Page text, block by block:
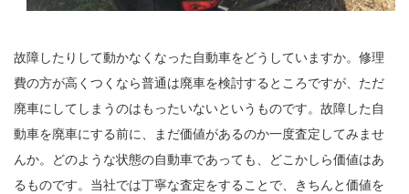
故障したりして動かなくなった自動車をどうしていますか。修理
費の方が高くつくなら普通は廃車を検討するところですが、ただ
廃車にしてしまうのはもったいないというものです。故障した自
動車を廃車にする前に、まだ価値があるのか一度査定してみませ
んか。どのような状態の自動車であっても、どこかしら価値はあ
るものです。当社では丁寧な査定をすることで、きちんと価値を